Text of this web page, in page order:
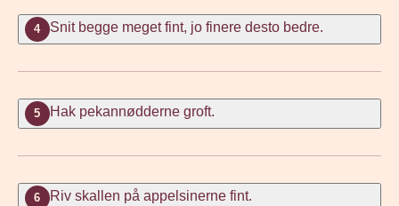
4 Snit begge meget fint, jo finere desto bedre.
5 Hak pekannødderne groft.
6 Riv skallen på appelsinerne fint.